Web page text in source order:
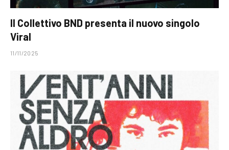
Il Collettivo BND presenta il nuovo singolo
Viral
11/11/2025